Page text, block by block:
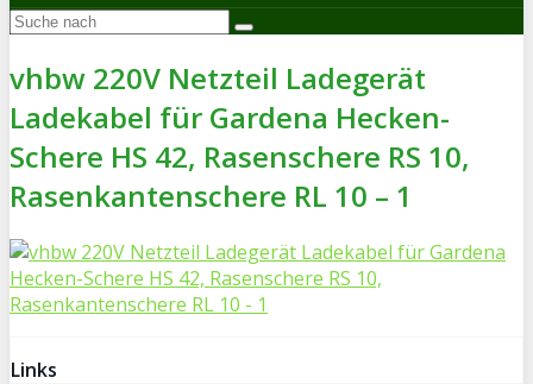
vhbw 220V Netzteil Ladegerät
Ladekabel für Gardena Hecken-
Schere HS 42, Rasenschere RS 10,
Rasenkantenschere RL 10 – 1
Links